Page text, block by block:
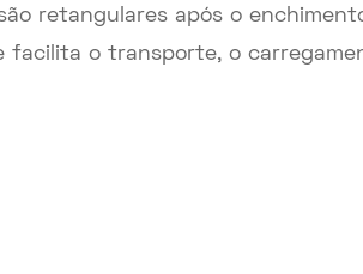
retangulares após o
facilita o transporte, o